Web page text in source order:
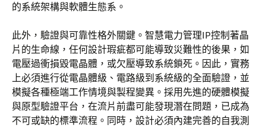
的系統架構與軟體生態系。
此外，驗證與可靠性格外關鍵。智慧電力管理IP控制著晶
片的生命線，任何設計瑕疵都可能導致災難性的後果，如
電壓過衝損毀電晶體，或欠壓導致系統鎖死。因此，實務
上必須進行從電晶體級、電路級到系統級的全面驗證，並
模擬各種極端工作情境與製程變異。採用先進的硬體模擬
與原型驗證平台，在流片前盡可能發現潛在問題，已成為
不可或缺的標準流程。同時，設計必須內建完善的自我測